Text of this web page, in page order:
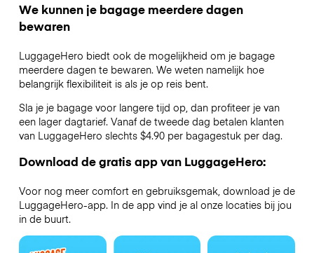
We kunnen je bagage meerdere dagen
bewaren
LuggageHero biedt ook de mogelijkheid om je bagage
meerdere dagen te bewaren. We weten namelijk hoe
belangrijk flexibiliteit is als je op reis bent.
Sla je je bagage voor langere tijd op, dan profiteer je van
een lager dagtarief. Vanaf de tweede dag betalen klanten
van LuggageHero slechts $4.90 per bagagestuk per dag.
Download de gratis app van LuggageHero:
Voor nog meer comfort en gebruiksgemak, download je de
LuggageHero-app. In de app vind je al onze locaties bij jou
in de buurt.